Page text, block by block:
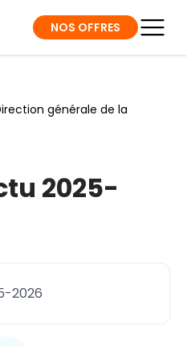
NOS OFFRES
générale de la
2025-
2026